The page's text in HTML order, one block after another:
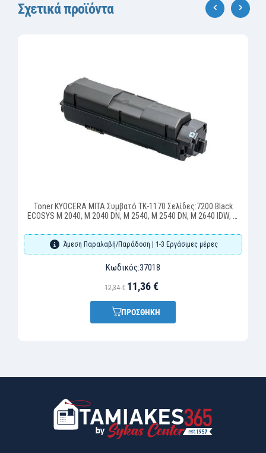
Σχετικά προϊόντα
Toner KYOCERA MITA Συμβατό TK-1170 Σελίδες:7200 Black
ECOSYS M 2040, M 2040 DN, M 2540, M 2540 DN, M 2640 IDW, M
Άμεση Παραλαβή/Παράδοση | 1-3 Εργάσιμες μέρες
Κωδικός:37018
12,34 € 11,36 €
ΠΡΟΣΘΗΚΗ